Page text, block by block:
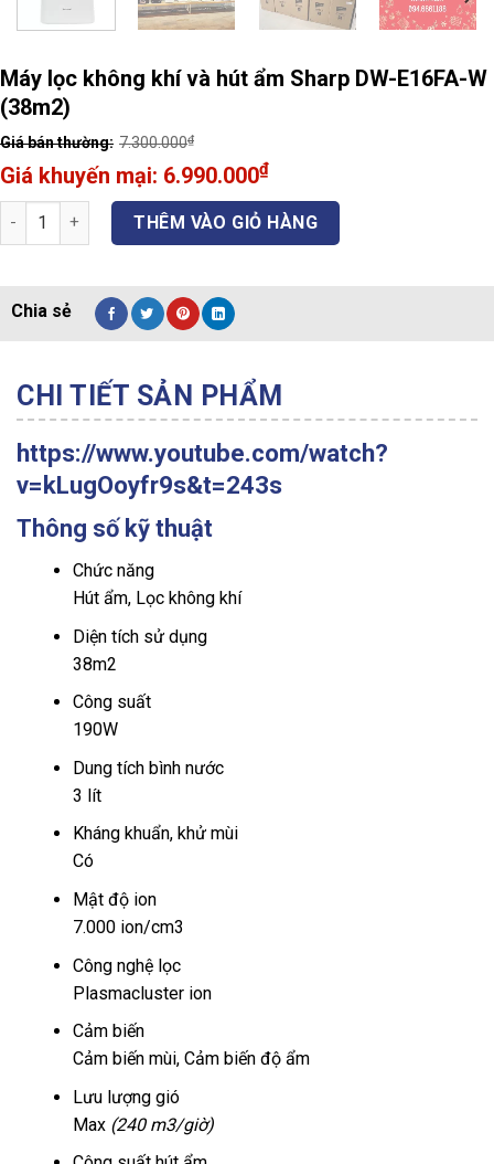
Máy lọc không khí và hút ẩm Sharp DW-E16FA-W
(38m2)
7.300.000₫
Original
price
was:
7.300.000₫.
6.990.000₫
Current
price
is:
Máy lọc không khí và hút ẩm Sharp DW-E16FA-W (38m2) quantity
THÊM VÀO GIỎ HÀNG
CHI TIẾT SẢN PHẨM
https://www.youtube.com/watch?
v=kLugOoyfr9s&t=243s
Thông số kỹ thuật
Chức năng
Hút ẩm, Lọc không khí
Diện tích sử dụng
38m2
Công suất
190W
Dung tích bình nước
3 lít
Kháng khuẩn, khử mùi
Có
Mật độ ion
7.000 ion/cm3
Công nghệ lọc
Plasmacluster ion
Cảm biến
Cảm biến mùi, Cảm biến độ ẩm
Lưu lượng gió
Max (240 m3/giờ)